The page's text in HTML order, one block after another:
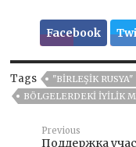
Facebook
Tags
"BIRLEŞIK RUSYA"
BÖLGELERDEKI IYILIK
Previous
Поддержка